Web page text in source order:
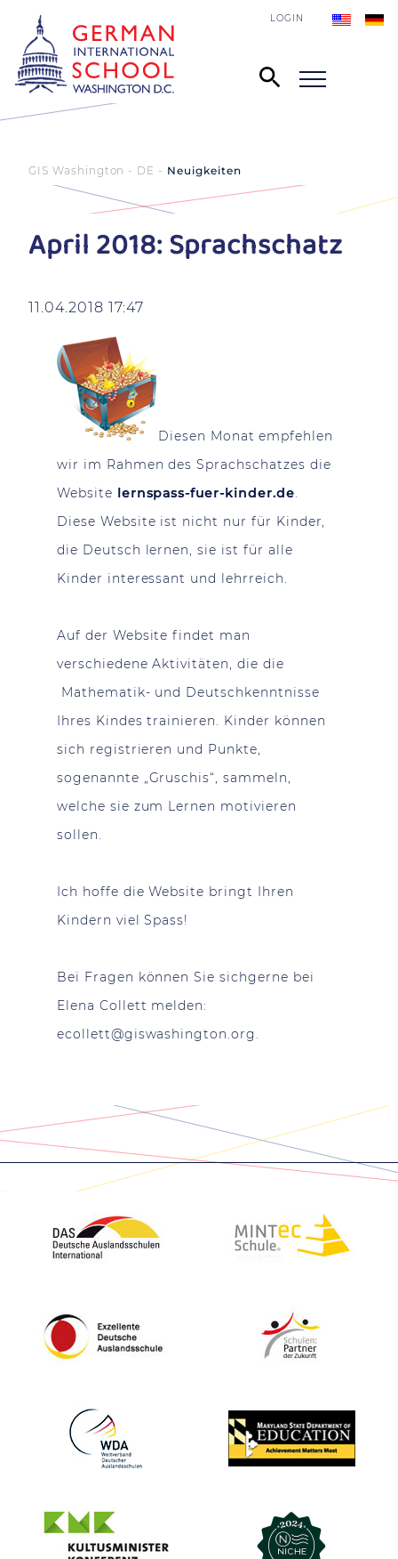
LOGIN
GIS Washington - DE Neuigkeiten
April 2018: Sprachschatz
11.04.2018 17:47
Diesen Monat empfehlen
wir im Rahmen des Sprachschatzes die
Website lernspass-fuer-kinder.de.
Diese Website ist nicht nur für Kinder,
die Deutsch lernen, sie ist für alle
Kinder interessant und lehrreich.
Auf der Website findet man
verschiedene Aktivitäten, die die
Mathematik- und Deutschkenntnisse
Ihres Kindes trainieren. Kinder können
sich registrieren und Punkte,
sogenannte „Gruschis“, sammeln,
welche sie zum Lernen motivieren
sollen.
Ich hoffe die Website bringt Ihren
Kindern viel Spass!
Bei Fragen können Sie sichgerne bei
Elena Collett melden:
ecollett@giswashington.org .